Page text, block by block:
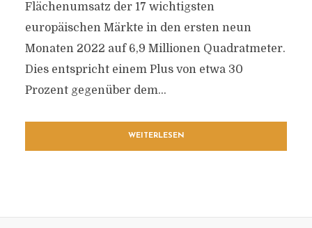
Flächenumsatz der 17 wichtigsten
europäischen Märkte in den ersten neun
Monaten 2022 auf 6,9 Millionen Quadratmeter.
Dies entspricht einem Plus von etwa 30
Prozent gegenüber dem...
WEITERLESEN